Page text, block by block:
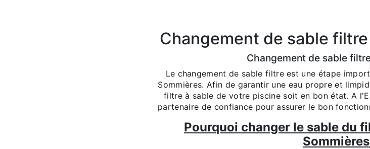
Changement de sable
Changement de sable
Le changement de sable filtre est une étape
Sommières. Afin de garantir une eau propre et
filtre à sable de votre piscine soit en bon état. A
partenaire de confiance pour assurer le bon
Pourquoi changer le sable du